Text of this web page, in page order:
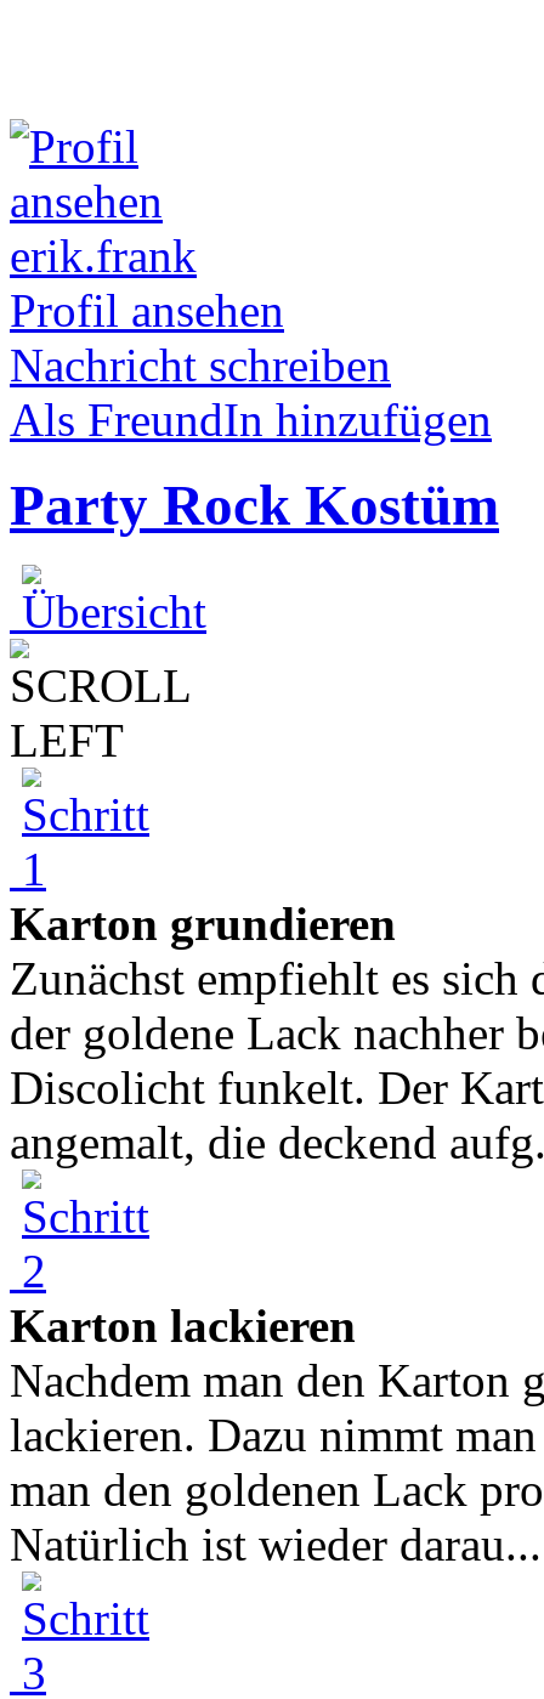
erik.frank
Profil ansehen
Nachricht schreiben
Als FreundIn hinzufügen
Party Rock Kostüm
Karton grundieren
Zunächst empfiehlt es
der goldene Lack nachher
Discolicht funkelt. Der
angemalt, die deckend
Karton lackieren
Nachdem man den Karton
lackieren. Dazu nimmt
man den goldenen Lack
Natürlich ist wieder darau...